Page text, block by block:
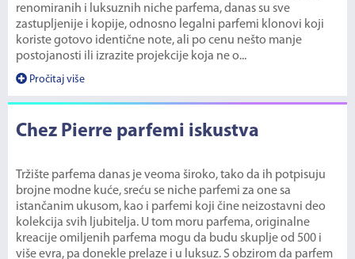
renomiranih i luksuznih niche parfema, danas su sve
zastupljenije i kopije, odnosno legalni parfemi klonovi koji
koriste gotovo identične note, ali po cenu nešto manje
postojanosti ili izrazite projekcije koja ne o...
Pročitaj više
Chez Pierre parfemi iskustva
Tržište parfema danas je veoma široko, tako da ih potpisuju
brojne modne kuće, sreću se niche parfemi za one sa
istančanim ukusom, kao i parfemi koji čine neizostavni deo
kolekcija svih ljubitelja. U tom moru parfema, originalne
kreacije omiljenih parfema mogu da budu skuplje od 500 i
više evra, pa donekle prelaze i u luksuz. S obzirom da parfem